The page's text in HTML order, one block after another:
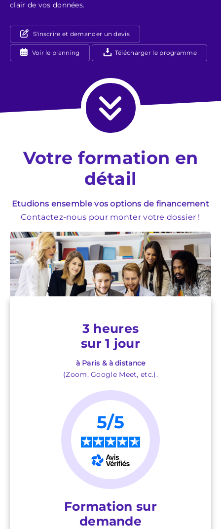
clair de vos données.
S'inscrire et demander un devis
Voir le planning Télécharger le programme
Votre formation en
détail
Etudions ensemble vos options de financement
Contactez-nous pour monter votre dossier !
3 heures
sur 1 jour
à Paris & à distance
(Zoom, Google Meet, etc.).
5/5
★★★★★
Formation sur
demande